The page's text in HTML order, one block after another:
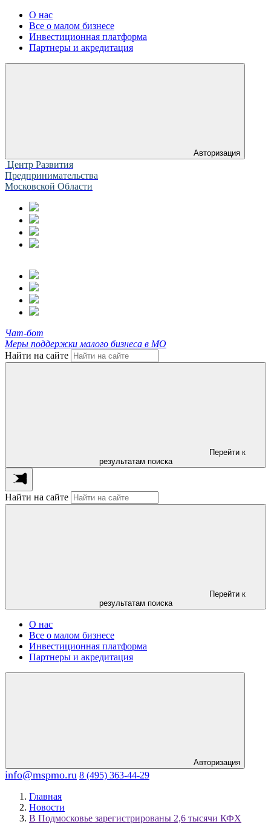
О нас
Все о малом бизнесе
Инвестиционная платформа
Партнеры и акредитация
Авторизация
Центр Развития
Предпринимательства
Московской Области
Чат-бот
Меры поддержки малого бизнеса в МО
Найти на сайте
Перейти к
результатам поиска
Найти на сайте
Перейти к
результатам поиска
О нас
Все о малом бизнесе
Инвестиционная платформа
Партнеры и акредитация
Авторизация
info@mspmo.ru 8 (495) 363-44-29
Главная
Новости
В Подмосковье зарегистрированы 2,6 тысячи КФХ